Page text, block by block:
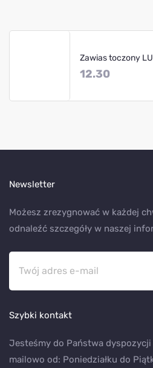
Zawias toczony
12.30
Newsletter
Możesz zrezygnować w każdej
odnaleźć szczegóły w naszej
Szybki kontakt
Jesteśmy do Państwa
mailowo od: Poniedziałku do